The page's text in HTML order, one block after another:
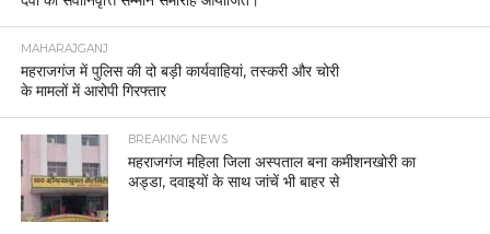
MAHARAJGANJ
महराजगंज में पुलिस की दो बड़ी कार्यवाहियां, तस्करी और चोरी
के मामलों में आरोपी गिरफ्तार
BREAKING NEWS
महराजगंज महिला जिला अस्पताल बना कमीशनखोरी का
अड्डा, दवाइयों के साथ जांचें भी बाहर से